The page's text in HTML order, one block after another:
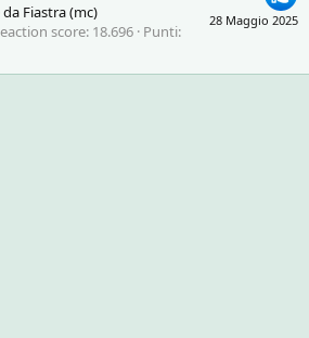
28 Maggio 2025
da Fiastra (mc)
score 18.696 Punti